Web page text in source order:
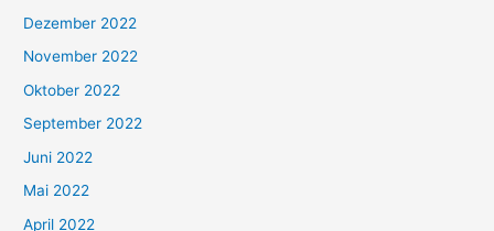
Dezember 2022
November 2022
Oktober 2022
September 2022
Juni 2022
Mai 2022
April 2022